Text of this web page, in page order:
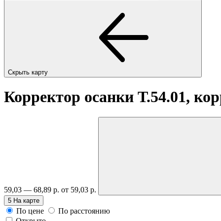
Скрыть карту
Корректор осанки Т.54.01,
59,03 — 68,89 р. от 59,03 р.
5 На карте
По цене
По расстоянию